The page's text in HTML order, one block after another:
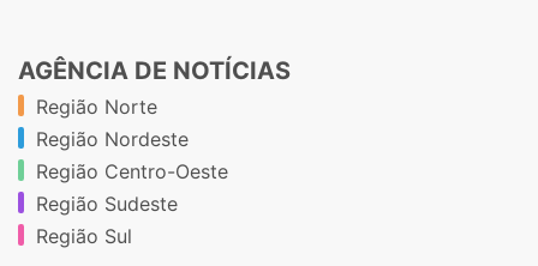
AGÊNCIA DE NOTÍCIAS
Região Norte
Região Nordeste
Região Centro-Oeste
Região Sudeste
Região Sul